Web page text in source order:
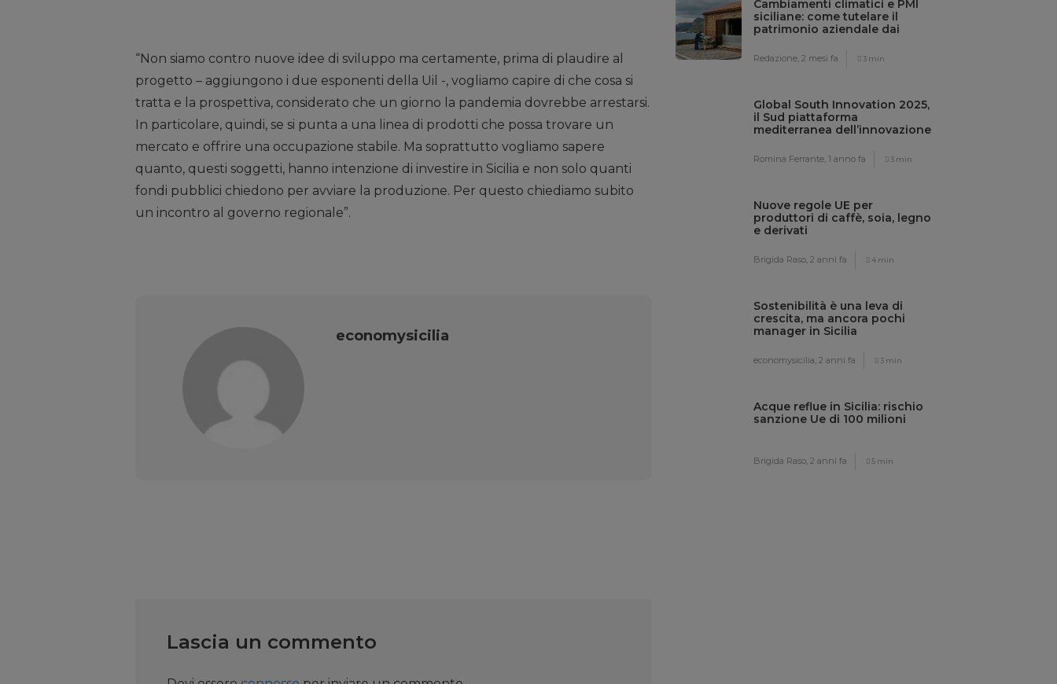
“Non siamo contro nuove idee di sviluppo ma certamente, prima di plaudire al
progetto – aggiungono i due esponenti della Uil -, vogliamo capire di che cosa si
tratta e la prospettiva, considerato che un giorno la pandemia dovrebbe arrestarsi.
In particolare, quindi, se si punta a una linea di prodotti che possa trovare un
mercato e offrire una occupazione stabile. Ma soprattutto vogliamo sapere
quanto, questi soggetti, hanno intenzione di investire in Sicilia e non solo quanti
fondi pubblici chiedono per avviare la produzione. Per questo chiediamo subito
un incontro al governo regionale”.
economysicilia
Lascia un commento
Cambiamenti climatici e PMI
siciliane: come tutelare il
patrimonio aziendale dai
Redazione,2 mesi fa 3 min
Global South Innovation 2025,
il Sud piattaforma
mediterranea dell’innovazione
Romina Ferrante,1 anno fa 3 min
Nuove regole UE per
produttori di caffè, soia, legno
e derivati
Brigida Raso,2 anni fa 4 min
Sostenibilità è una leva di
crescita, ma ancora pochi
manager in Sicilia
economysicilia,2 anni fa 3 min
Acque reflue in Sicilia: rischio
sanzione Ue di 100 milioni
Brigida Raso,2 anni fa 5 min